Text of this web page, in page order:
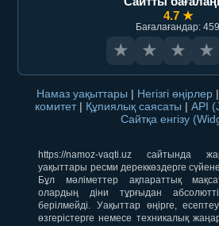
4.7 ★
Бағалағандар: 459
★ ★ ★ ★
Намаз уақыттары | Негізгі өңірлер |
комитет | Құпиялық саясаты | API
Сайтқа енгізу
https://namoz-vaqti.uz сайтында
уақыттары ресми дереккөздерге
Бұл мәліметтер ақпараттық
олардың діни тұрғыдан абсолютті
берілмейді. Уақыттар өңірге,
өзгерістерге немесе техникалық